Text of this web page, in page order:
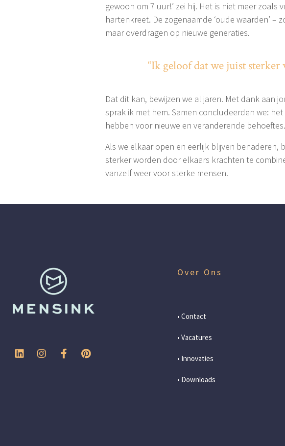
gewoon om 7 uur!’ zei hij. Het is niet meer
hartenkreet. De zogenaamde ‘oude waarden’
maar overdragen op nieuwe generaties.
“Ik geloof dat we juist
Dat dit kan, bewijzen we al jaren. Met dank aan
sprak ik met hem. Samen concludeerden we:
hebben voor nieuwe en veranderende behoeftes.
Als we elkaar open en eerlijk blijven benaderen,
sterker worden door elkaars krachten te
vanzelf weer voor sterke mensen.
Over Ons
• Contact
• Vacatures
• Innovaties
• Downloads